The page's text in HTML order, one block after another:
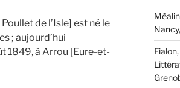
de l’Isle] est né le
; aujourd’hui
1849, à Arrou [Eure-et-